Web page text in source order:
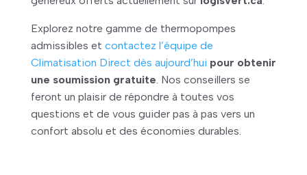
Explorez notre gamme de thermopompes
admissibles et contactez l’équipe de
Climatisation Direct dès aujourd’hui pour obtenir
une soumission gratuite. Nos conseillers se
feront un plaisir de répondre à toutes vos
questions et de vous guider pas à pas vers un
confort absolu et des économies durables.